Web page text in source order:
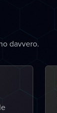
davvero.